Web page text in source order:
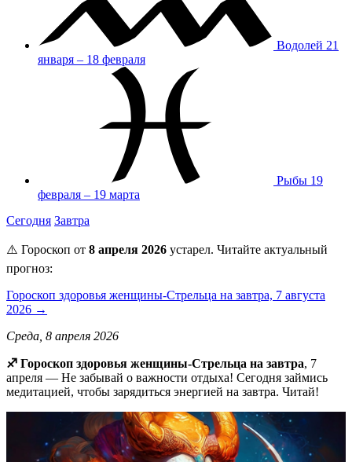
Водолей 21
января – 18 февраля
Рыбы 19
февраля – 19 марта
Сегодня Завтра
⚠️ Гороскоп от 8 апреля 2026 устарел. Читайте актуальный
прогноз:
Гороскоп здоровья женщины-Стрельца на завтра, 7 августа
2026 →
Среда, 8 апреля 2026
♐️ Гороскоп здоровья женщины-Стрельца на завтра, 7
апреля — Не забывай о важности отдыха! Сегодня займись
медитацией, чтобы зарядиться энергией на завтра. Читай!